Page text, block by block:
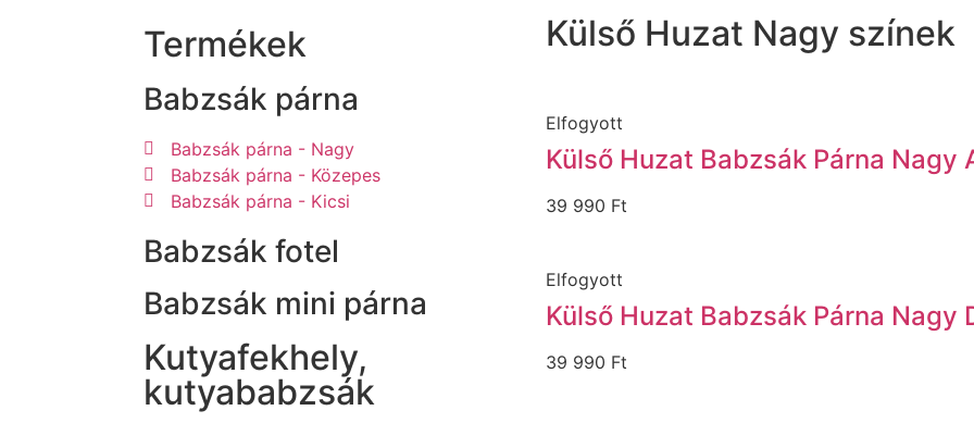
Termékek
Babzsák párna
Babzsák párna - Nagy
Babzsák párna - Közepes
Babzsák párna - Kicsi
Babzsák fotel
Babzsák mini párna
Kutyafekhely,
kutyababzsák
Külső Huzat Nagy színek
Elfogyott
Külső Huzat Babzsák Párna Nagy
39 990 Ft
Elfogyott
Külső Huzat Babzsák Párna Nagy
39 990 Ft